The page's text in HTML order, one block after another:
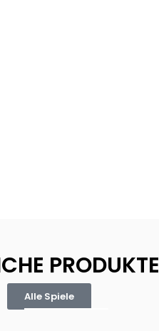
PRODUKTE
Alle Spiele